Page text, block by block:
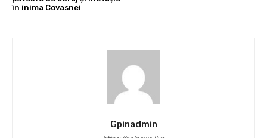
în inima Covasnei
Gpinadmin